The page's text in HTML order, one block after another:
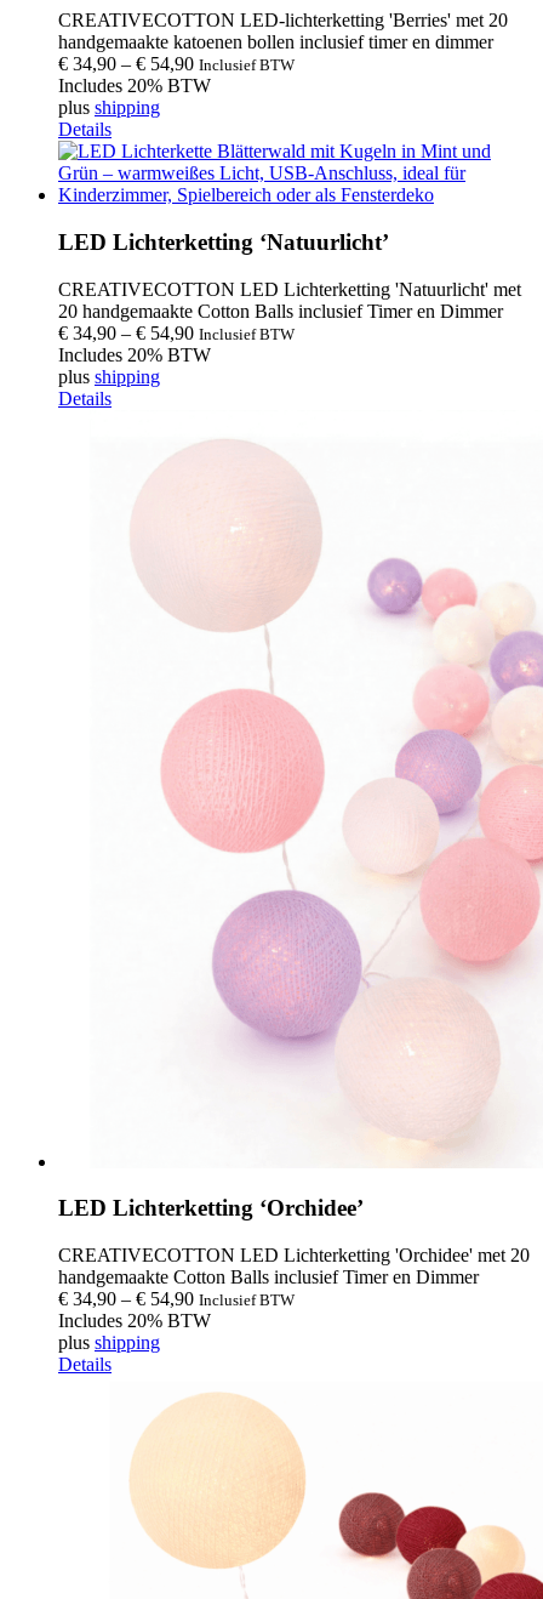
CREATIVECOTTON LED-lichterketting 'Berries' met 20
handgemaakte katoenen bollen inclusief timer en dimmer
€ 34,90 – € 54,90 Inclusief BTW
Includes 20% BTW
plus shipping
Details
LED Lichterketting ‘Natuurlicht’
CREATIVECOTTON LED Lichterketting 'Natuurlicht' met
20 handgemaakte Cotton Balls inclusief Timer en Dimmer
€ 34,90 – € 54,90 Inclusief BTW
Includes 20% BTW
plus shipping
Details
LED Lichterketting ‘Orchidee’
CREATIVECOTTON LED Lichterketting 'Orchidee' met 20
handgemaakte Cotton Balls inclusief Timer en Dimmer
€ 34,90 – € 54,90 Inclusief BTW
Includes 20% BTW
plus shipping
Details